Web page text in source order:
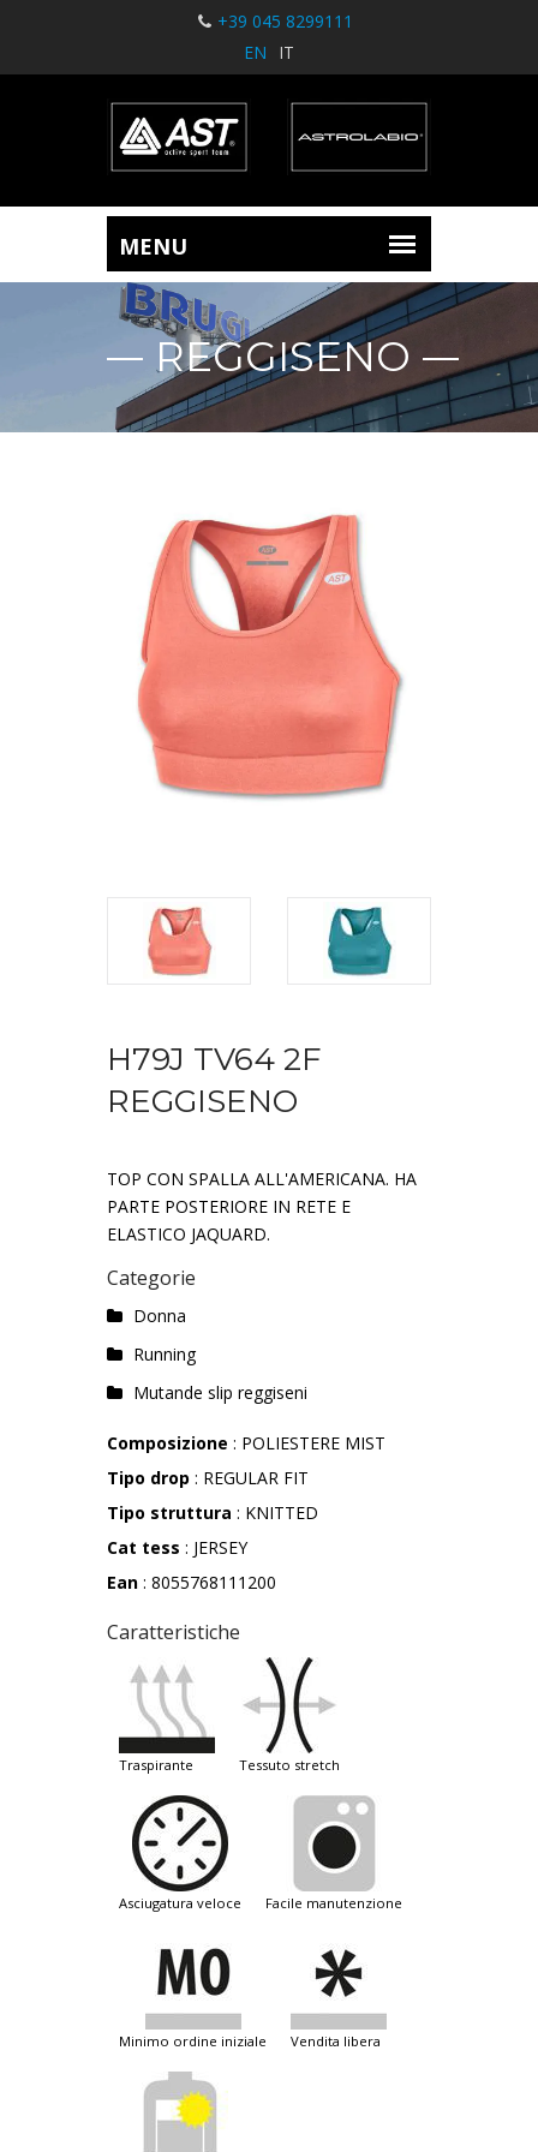
+39 045 8299111
EN
IT
REGGISENO
H79J TV64 2F
REGGISENO
TOP CON SPALLA ALL'AMERICANA. HA
PARTE POSTERIORE IN RETE E
ELASTICO JAQUARD.
Categorie
Donna
Running
Mutande slip reggiseni
Composizione : POLIESTERE MIST
Tipo drop : REGULAR FIT
Tipo struttura : KNITTED
Cat tess : JERSEY
Ean : 8055768111200
Caratteristiche
traspirante tessuto stretch
asciugatura veloce facile manutenzione
minimo ordine iniziale vendita libera